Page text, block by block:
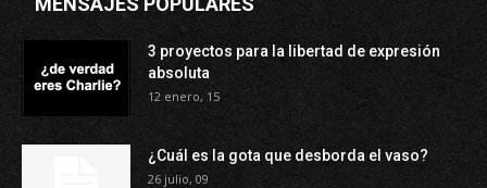
3 proyectos para la libertad de expresión
absoluta
12 enero, 15
¿Cuál es la gota que desborda el vaso?
26 julio, 09